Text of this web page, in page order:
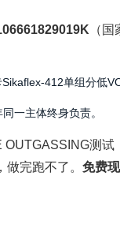
（
412单组分低
一主体终身负责。
测试
做完跑不了。免费